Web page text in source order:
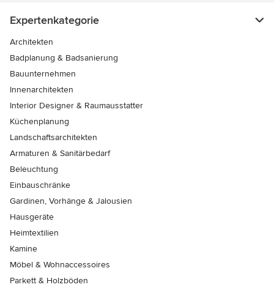
Expertenkategorie
Architekten
Badplanung & Badsanierung
Bauunternehmen
Innenarchitekten
Interior Designer & Raumausstatter
Küchenplanung
Landschaftsarchitekten
Armaturen & Sanitärbedarf
Beleuchtung
Einbauschränke
Gardinen, Vorhänge & Jalousien
Hausgeräte
Heimtextilien
Kamine
Möbel & Wohnaccessoires
Parkett & Holzböden